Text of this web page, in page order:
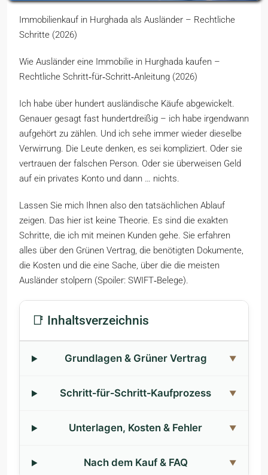
Immobilienkauf in Hurghada als Ausländer – Rechtliche
Schritte (2026)
Wie Ausländer eine Immobilie in Hurghada kaufen –
Rechtliche Schritt‑für‑Schritt‑Anleitung (2026)
Ich habe über hundert ausländische Käufe abgewickelt.
Genauer gesagt fast hundertdreißig – ich habe irgendwann
aufgehört zu zählen. Und ich sehe immer wieder dieselbe
Verwirrung. Die Leute denken, es sei kompliziert. Oder sie
vertrauen der falschen Person. Oder sie überweisen Geld
auf ein privates Konto und dann … nichts.
Lassen Sie mich Ihnen also den tatsächlichen Ablauf
zeigen. Das hier ist keine Theorie. Es sind die exakten
Schritte, die ich mit meinen Kunden gehe. Sie erfahren
alles über den Grünen Vertrag, die benötigten Dokumente,
die Kosten und die eine Sache, über die die meisten
Ausländer stolpern (Spoiler: SWIFT‑Belege).
📑 Inhaltsverzeichnis
Grundlagen & Grüner Vertrag
Schritt‑für‑Schritt‑Kaufprozess
Unterlagen, Kosten & Fehler
Nach dem Kauf & FAQ